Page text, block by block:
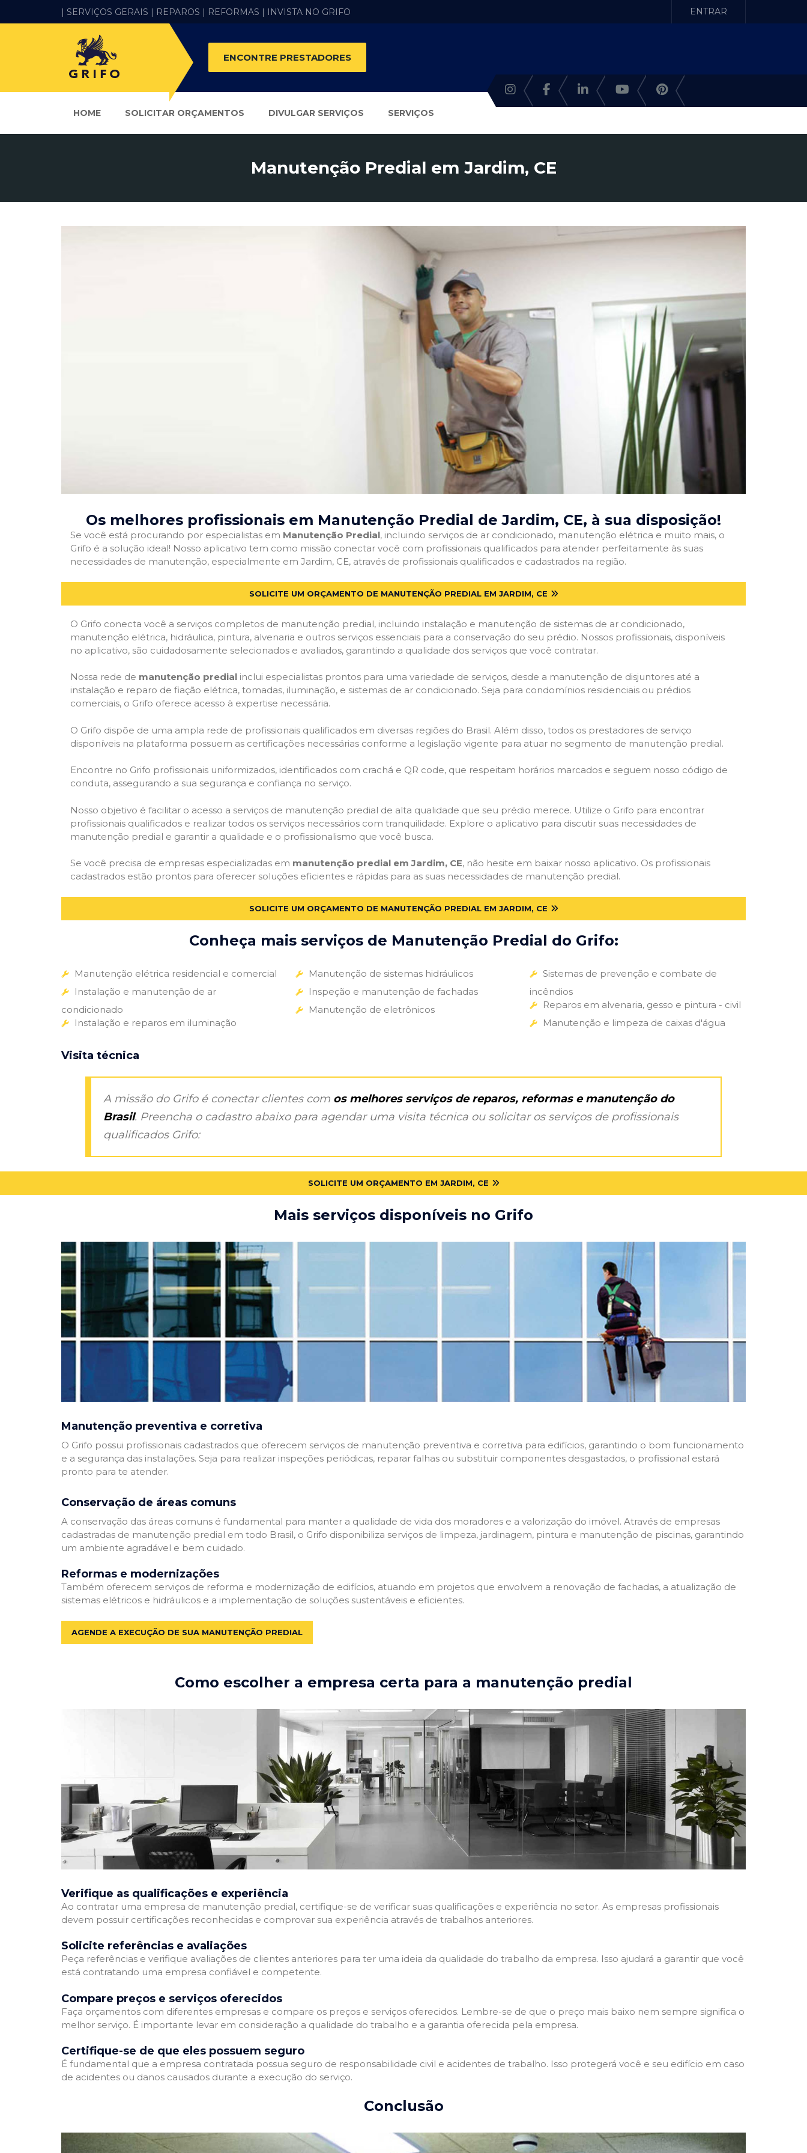
| SERVIÇOS GERAIS | REPAROS | REFORMAS | INVISTA NO GRIFO ENTRAR
ENCONTRE PRESTADORES
HOME SOLICITAR ORÇAMENTOS DIVULGAR SERVIÇOS SERVIÇOS
Manutenção Predial em Jardim, CE
Os melhores profissionais em Manutenção Predial de Jardim, CE, à sua disposição!
Se você está procurando por especialistas em Manutenção Predial, incluindo serviços de ar condicionado, manutenção elétrica e muito mais, o
Grifo é a solução ideal! Nosso aplicativo tem como missão conectar você com profissionais qualificados para atender perfeitamente às suas
necessidades de manutenção, especialmente em Jardim, CE, através de profissionais qualificados e cadastrados na região.
SOLICITE UM ORÇAMENTO DE MANUTENÇÃO PREDIAL EM JARDIM, CE
O Grifo conecta você a serviços completos de manutenção predial, incluindo instalação e manutenção de sistemas de ar condicionado,
manutenção elétrica, hidráulica, pintura, alvenaria e outros serviços essenciais para a conservação do seu prédio. Nossos profissionais, disponíveis
no aplicativo, são cuidadosamente selecionados e avaliados, garantindo a qualidade dos serviços que você contratar.
Nossa rede de manutenção predial inclui especialistas prontos para uma variedade de serviços, desde a manutenção de disjuntores até a
instalação e reparo de fiação elétrica, tomadas, iluminação, e sistemas de ar condicionado. Seja para condomínios residenciais ou prédios
comerciais, o Grifo oferece acesso à expertise necessária.
O Grifo dispõe de uma ampla rede de profissionais qualificados em diversas regiões do Brasil. Além disso, todos os prestadores de serviço
disponíveis na plataforma possuem as certificações necessárias conforme a legislação vigente para atuar no segmento de manutenção predial.
Encontre no Grifo profissionais uniformizados, identificados com crachá e QR code, que respeitam horários marcados e seguem nosso código de
conduta, assegurando a sua segurança e confiança no serviço.
Nosso objetivo é facilitar o acesso a serviços de manutenção predial de alta qualidade que seu prédio merece. Utilize o Grifo para encontrar
profissionais qualificados e realizar todos os serviços necessários com tranquilidade. Explore o aplicativo para discutir suas necessidades de
manutenção predial e garantir a qualidade e o profissionalismo que você busca.
Se você precisa de empresas especializadas em manutenção predial em Jardim, CE, não hesite em baixar nosso aplicativo. Os profissionais
cadastrados estão prontos para oferecer soluções eficientes e rápidas para as suas necessidades de manutenção predial.
SOLICITE UM ORÇAMENTO DE MANUTENÇÃO PREDIAL EM JARDIM, CE
Conheça mais serviços de Manutenção Predial do Grifo:
Manutenção elétrica residencial e comercial
Instalação e manutenção de ar
condicionado
Instalação e reparos em iluminação
Manutenção de sistemas hidráulicos
Inspeção e manutenção de fachadas
Manutenção de eletrônicos
Sistemas de prevenção e combate de
incêndios
Reparos em alvenaria, gesso e pintura - civil
Manutenção e limpeza de caixas d'água
Visita técnica
A missão do Grifo é conectar clientes com os melhores serviços de reparos, reformas e manutenção do
Brasil. Preencha o cadastro abaixo para agendar uma visita técnica ou solicitar os serviços de profissionais
qualificados Grifo:
SOLICITE UM ORÇAMENTO EM JARDIM, CE
Mais serviços disponíveis no Grifo
Manutenção preventiva e corretiva
O Grifo possui profissionais cadastrados que oferecem serviços de manutenção preventiva e corretiva para edifícios, garantindo o bom funcionamento
e a segurança das instalações. Seja para realizar inspeções periódicas, reparar falhas ou substituir componentes desgastados, o profissional estará
pronto para te atender.
Conservação de áreas comuns
A conservação das áreas comuns é fundamental para manter a qualidade de vida dos moradores e a valorização do imóvel. Através de empresas
cadastradas de manutenção predial em todo Brasil, o Grifo disponibiliza serviços de limpeza, jardinagem, pintura e manutenção de piscinas, garantindo
um ambiente agradável e bem cuidado.
Reformas e modernizações
Também oferecem serviços de reforma e modernização de edifícios, atuando em projetos que envolvem a renovação de fachadas, a atualização de
sistemas elétricos e hidráulicos e a implementação de soluções sustentáveis e eficientes.
AGENDE A EXECUÇÃO DE SUA MANUTENÇÃO PREDIAL
Como escolher a empresa certa para a manutenção predial
Verifique as qualificações e experiência
Ao contratar uma empresa de manutenção predial, certifique-se de verificar suas qualificações e experiência no setor. As empresas profissionais
devem possuir certificações reconhecidas e comprovar sua experiência através de trabalhos anteriores.
Solicite referências e avaliações
Peça referências e verifique avaliações de clientes anteriores para ter uma ideia da qualidade do trabalho da empresa. Isso ajudará a garantir que você
está contratando uma empresa confiável e competente.
Compare preços e serviços oferecidos
Faça orçamentos com diferentes empresas e compare os preços e serviços oferecidos. Lembre-se de que o preço mais baixo nem sempre significa o
melhor serviço. É importante levar em consideração a qualidade do trabalho e a garantia oferecida pela empresa.
Certifique-se de que eles possuem seguro
É fundamental que a empresa contratada possua seguro de responsabilidade civil e acidentes de trabalho. Isso protegerá você e seu edifício em caso
de acidentes ou danos causados durante a execução do serviço.
Conclusão